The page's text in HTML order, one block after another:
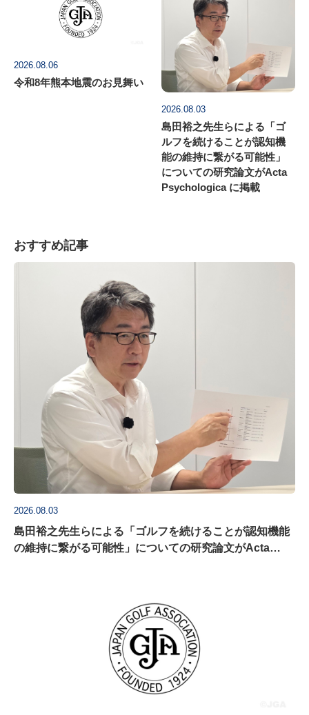
2026.08.06
令和8年熊本地震のお見舞い
2026.08.03
島田裕之先生らによる「ゴ
ルフを続けることが認知機
能の維持に繋がる可能性」
についての研究論文がActa
Psychologica に掲載
おすすめ記事
2026.08.03
島田裕之先生らによる「ゴルフを続けることが認知機能
の維持に繋がる可能性」についての研究論文がActa